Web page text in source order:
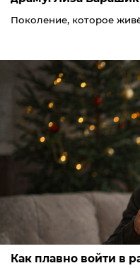
Поколение, которое
Как плавно войти в